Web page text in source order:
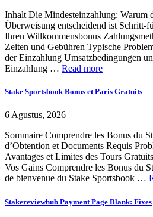
Inhalt Die Mindesteinzahlung: Warum
Überweisung entscheidend ist Schritt-
Ihren Willkommensbonus
Zeiten und Gebühren Typische
der Einzahlung Umsatzbedingungen
Einzahlung … Read more
Stake Sportsbook Bonus et Paris Gratuits
6 Agustus, 2026
Sommaire Comprendre les Bonus du
d’Obtention et Documents Requis
Avantages et Limites des Tours
Vos Gains Comprendre les Bonus du
de bienvenue du Stake Sportsbook …
Stakereviewhub Payment Page Blank: Fixes